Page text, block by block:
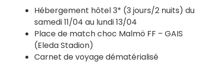
Hébergement hôtel 3* (3 jours/2 nuits) du
samedi 11/04 au lundi 13/04
Place de match choc Malmö FF – GAIS
(Eleda Stadion)
Carnet de voyage dématérialisé